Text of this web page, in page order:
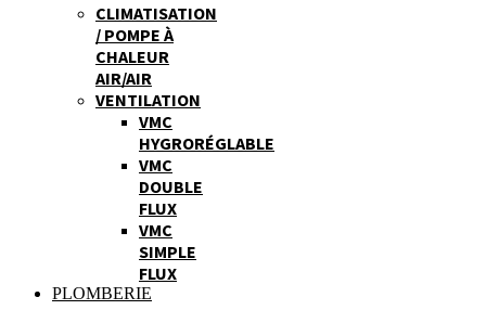
CLIMATISATION
/ POMPE À
CHALEUR
AIR/AIR
VENTILATION
VMC
HYGRORÉGLABLE
VMC
DOUBLE
FLUX
VMC
SIMPLE
FLUX
PLOMBERIE